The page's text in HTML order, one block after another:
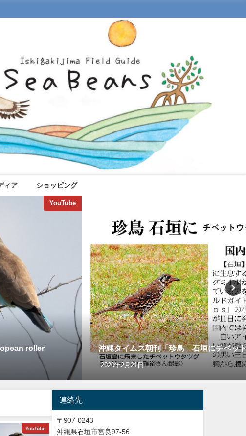
ィア ショッピング
YouTube
roller 沖縄タイムス朝刊「珍鳥 石垣にチベッ
2020年2月21日
YouTube バードウオッチング＆野鳥撮影
連絡先
〒907-0243
沖縄県石垣市宮良97-56